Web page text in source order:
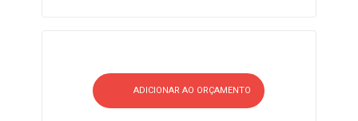
ADICIONAR AO ORÇAMENTO